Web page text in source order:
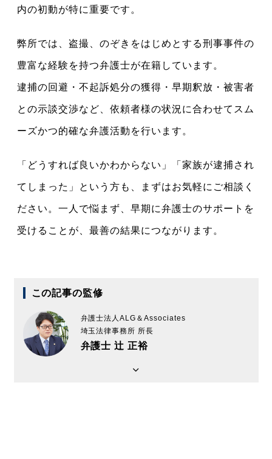
内の初動が特に重要です。
弊所では、盗撮、のぞきをはじめとする刑事事件の
豊富な経験を持つ弁護士が在籍しています。
逮捕の回避・不起訴処分の獲得・早期釈放・被害者
との示談交渉など、依頼者様の状況に合わせてスム
ーズかつ的確な弁護活動を行います。
「どうすれば良いかわからない」「家族が逮捕され
てしまった」という方も、まずはお気軽にご相談く
ださい。一人で悩まず、早期に弁護士のサポートを
受けることが、最善の結果につながります。
この記事の監修
弁護士法人ALG＆Associates
埼玉法律事務所 所長
弁護士 辻 正裕